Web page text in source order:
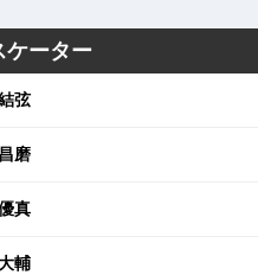
ケーター
弦
磨
真
輔